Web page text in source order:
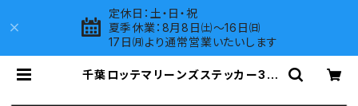
定休日：土・日・祝
夏季休業：8月8日㈯～16日㈰
17日㈪より通常営業いたいします
千葉ロッテマリーンズステッカー3 |